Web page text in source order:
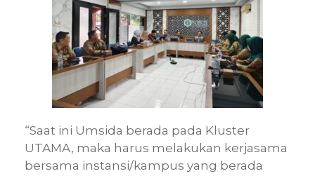
“Saat ini Umsida berada pada Kluster
UTAMA, maka harus melakukan kerjasama
bersama instansi/kampus yang berada